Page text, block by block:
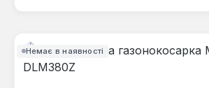
Немає в наявності